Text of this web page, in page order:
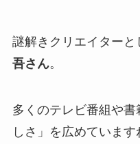
謎解きクリエイターと
吾さん。
多くのテレビ番組や
しさ」を広めています